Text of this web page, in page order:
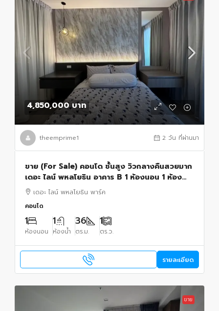
4,850,000 บาท
theemprime1 2 วัน ที่ผ่านมา
ขาย (For Sale) คอนโด ชั้นสูง วิวกลางคืนสวยมาก
เดอะ ไลน์ พหลโยธิน อาคาร B 1 ห้องนอน 1 ห้องน้ำ
พื้นที่ : 36.9ุ6 ตรม.
เดอะ ไลน์ พหลโยธิน พาร์ค
คอนโด
1
ห้องนอน
1
ห้องน้ำ
36
ตร.ม.
1
ตร.ว.
รายละเอียด
ขาย